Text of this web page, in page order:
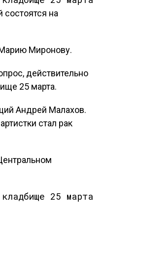
на
Миронову.
действительно
25 марта.
Андрей Малахов.
стал рак